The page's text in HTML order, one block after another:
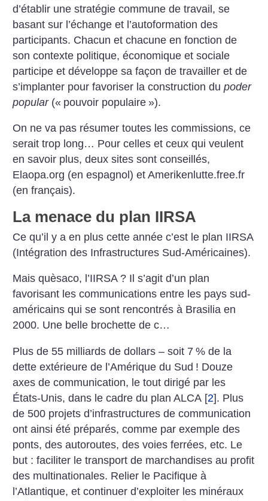
d’établir une stratégie commune de travail, se
basant sur l’échange et l’autoformation des
participants. Chacun et chacune en fonction de
son contexte politique, économique et sociale
participe et développe sa façon de travailler et de
s’implanter pour favoriser la construction dupoder
popular(« pouvoir populaire »).
On ne va pas résumer toutes les commissions, ce
serait trop long… Pour celles et ceux qui veulent
en savoir plus, deux sites sont conseillés,
Elaopa.org (en espagnol) et Amerikenlutte.free.fr
(en français).
La menace du plan IIRSA
Ce qu’il y a en plus cette année c’est le plan IIRSA
(Intégration des Infrastructures Sud-Américaines).
Mais quèsaco, l’IIRSA ? Il s’agit d’un plan
favorisant les communications entre les pays sud-
américains qui se sont rencontrés à Brasilia en
2000. Une belle brochette de c…
Plus de 55 milliards de dollars – soit 7 % de la
dette extérieure de l’Amérique du Sud ! Douze
axes de communication, le tout dirigé par les
États-Unis, dans le cadre du plan ALCA [2]. Plus
de 500 projets d’infrastructures de communication
ont ainsi été préparés, comme par exemple des
ponts, des autoroutes, des voies ferrées, etc. Le
but : faciliter le transport de marchandises au profit
des multinationales. Relier le Pacifique à
l’Atlantique, et continuer d’exploiter les minéraux